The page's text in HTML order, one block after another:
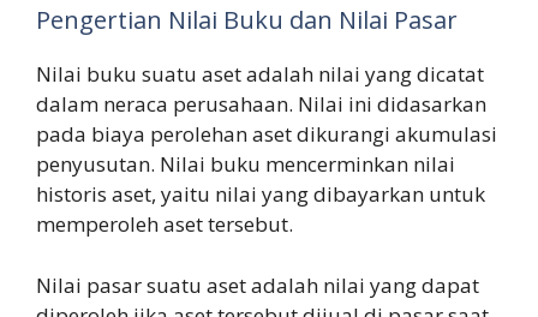
Pengertian Nilai Buku dan Nilai Pasar
Nilai buku suatu aset adalah nilai yang dicatat
dalam neraca perusahaan. Nilai ini didasarkan
pada biaya perolehan aset dikurangi akumulasi
penyusutan. Nilai buku mencerminkan nilai
historis aset, yaitu nilai yang dibayarkan untuk
memperoleh aset tersebut.
Nilai pasar suatu aset adalah nilai yang dapat